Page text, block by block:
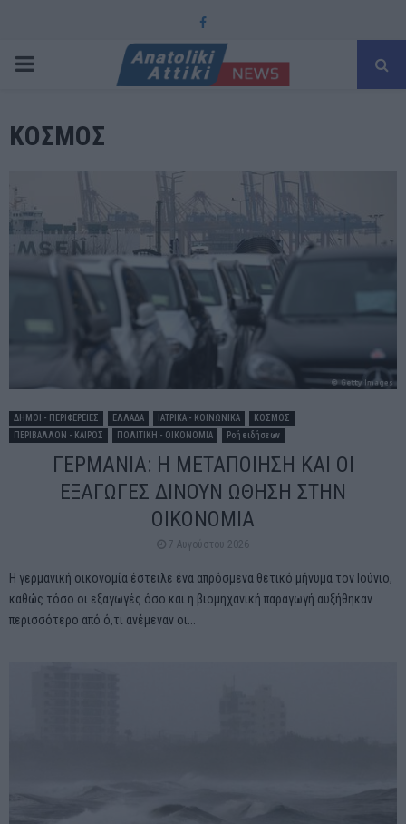
Facebook
PRIMARY
ΚΟΣΜΟΣ
ΔΗΜΟΙ - ΠΕΡΙΦΕΡΕΙΕΣ ΕΛΛΑΔΑ ΙΑΤΡΙΚΑ - ΚΟΙΝΩΝΙΚΑ
ΚΟΣΜΟΣ
ΠΕΡΙΒΑΛΛΟΝ - ΚΑΙΡΟΣ
ΠΟΛΙΤΙΚΗ - ΟΙΚΟΝΟΜΙΑ Ροή ειδήσεων
ΓΕΡΜΑΝΙΑ: Η ΜΕΤΑΠΟΙΗΣΗ ΚΑΙ ΟΙ
ΕΞΑΓΩΓΕΣ ΔΙΝΟΥΝ ΩΘΗΣΗ ΣΤΗΝ
ΟΙΚΟΝΟΜΙΑ
7 Αυγούστου 2026
Η γερμανική οικονομία έστειλε ένα απρόσμενα θετικό μήνυμα τον Ιούνιο,
καθώς τόσο οι εξαγωγές όσο και η βιομηχανική παραγωγή αυξήθηκαν
περισσότερο από ό,τι ανέμεναν οι...